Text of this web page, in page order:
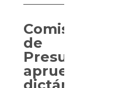
Comisión
de
Presupuesto
aprueba